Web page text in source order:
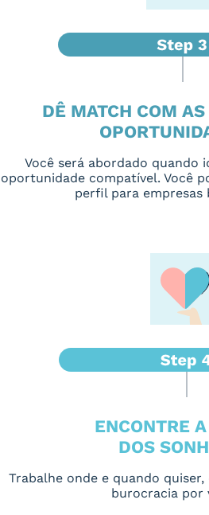
DÊ MATCH COM
Você será abordado quando
oportunidade compatível. Você
perfil para empresas
ENCONTRE
DOS
Trabalhe onde e quando
burocracia por